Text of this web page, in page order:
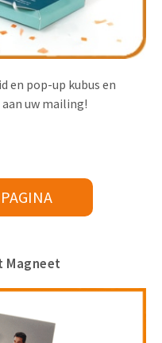
en pop-up kubus en
aan uw mailing!
Magneet